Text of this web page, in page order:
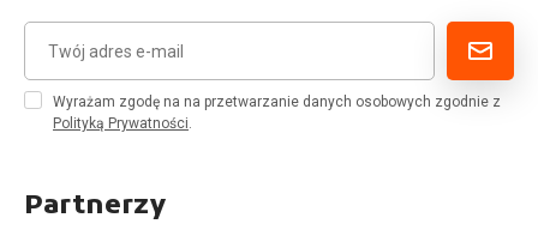
Wyrażam zgodę na na przetwarzanie danych osobowych zgodnie z
Polityką Prywatności.
Partnerzy